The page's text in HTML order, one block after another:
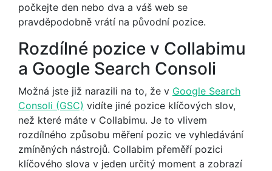
počkejte den nebo dva a váš web se
pravděpodobně vrátí na původní pozice.
Rozdílné pozice v Collabimu
a Google Search Consoli
Možná jste již narazili na to, že v Google Search
Consoli (GSC) vidíte jiné pozice klíčových slov,
než které máte v Collabimu. Je to vlivem
rozdílného způsobu měření pozic ve vyhledávání
zmíněných nástrojů. Collabim přeměří pozici
klíčového slova v jeden určitý moment a zobrazí